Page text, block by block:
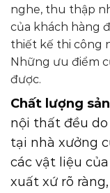
nghe, thu thập
của khách hàng
thiết kế thi công
Những ưu điểm
được.
Chất lượng
nội thất đều
tại nhà xưởng
các vật liệu
xuất xứ rõ